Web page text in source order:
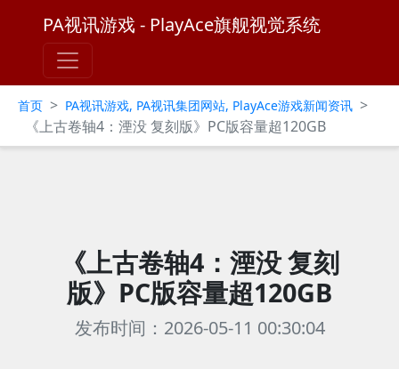
PA视讯游戏 - PlayAce旗舰视觉系统
首页 > PA视讯游戏, PA视讯集团网站, PlayAce游戏新闻资讯 >
《上古卷轴4：湮没 复刻版》PC版容量超120GB
《上古卷轴4：湮没 复刻
版》PC版容量超120GB
发布时间：2026-05-11 00:30:04